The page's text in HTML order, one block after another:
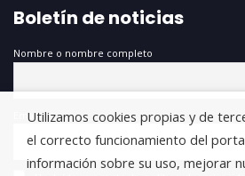
Boletín de noticias
Nombre o nombre completo
Email
Utilizamos cookies propias y de
el correcto funcionamiento del
información sobre su uso, mejorar